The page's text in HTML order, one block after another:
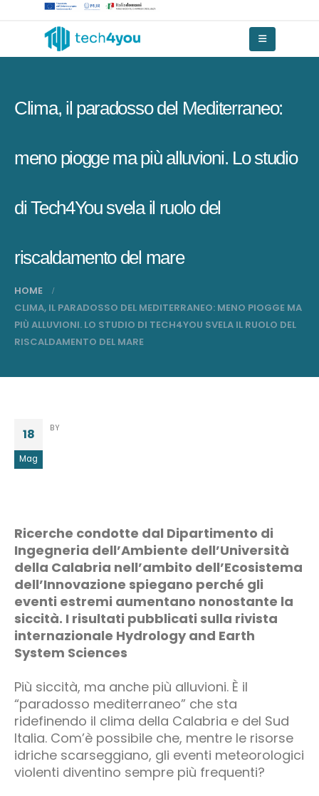
Clima, il paradosso del Mediterraneo:
meno piogge ma più alluvioni. Lo studio
di Tech4You svela il ruolo del
riscaldamento del mare
HOME
CLIMA, IL PARADOSSO DEL MEDITERRANEO: MENO PIOGGE MA
PIÙ ALLUVIONI. LO STUDIO DI TECH4YOU SVELA IL RUOLO DEL
RISCALDAMENTO DEL MARE
18
Mag
BY
Ricerche condotte dal Dipartimento di
Ingegneria dell’Ambiente dell’Università
della Calabria nell’ambito dell’Ecosistema
dell’Innovazione spiegano perché gli
eventi estremi aumentano nonostante la
siccità. I risultati pubblicati sulla rivista
internazionale Hydrology and Earth
System Sciences
Più siccità, ma anche più alluvioni. È il
“paradosso mediterraneo” che sta
ridefinendo il clima della Calabria e del Sud
Italia. Com’è possibile che, mentre le risorse
idriche scarseggiano, gli eventi meteorologici
violenti diventino sempre più frequenti?